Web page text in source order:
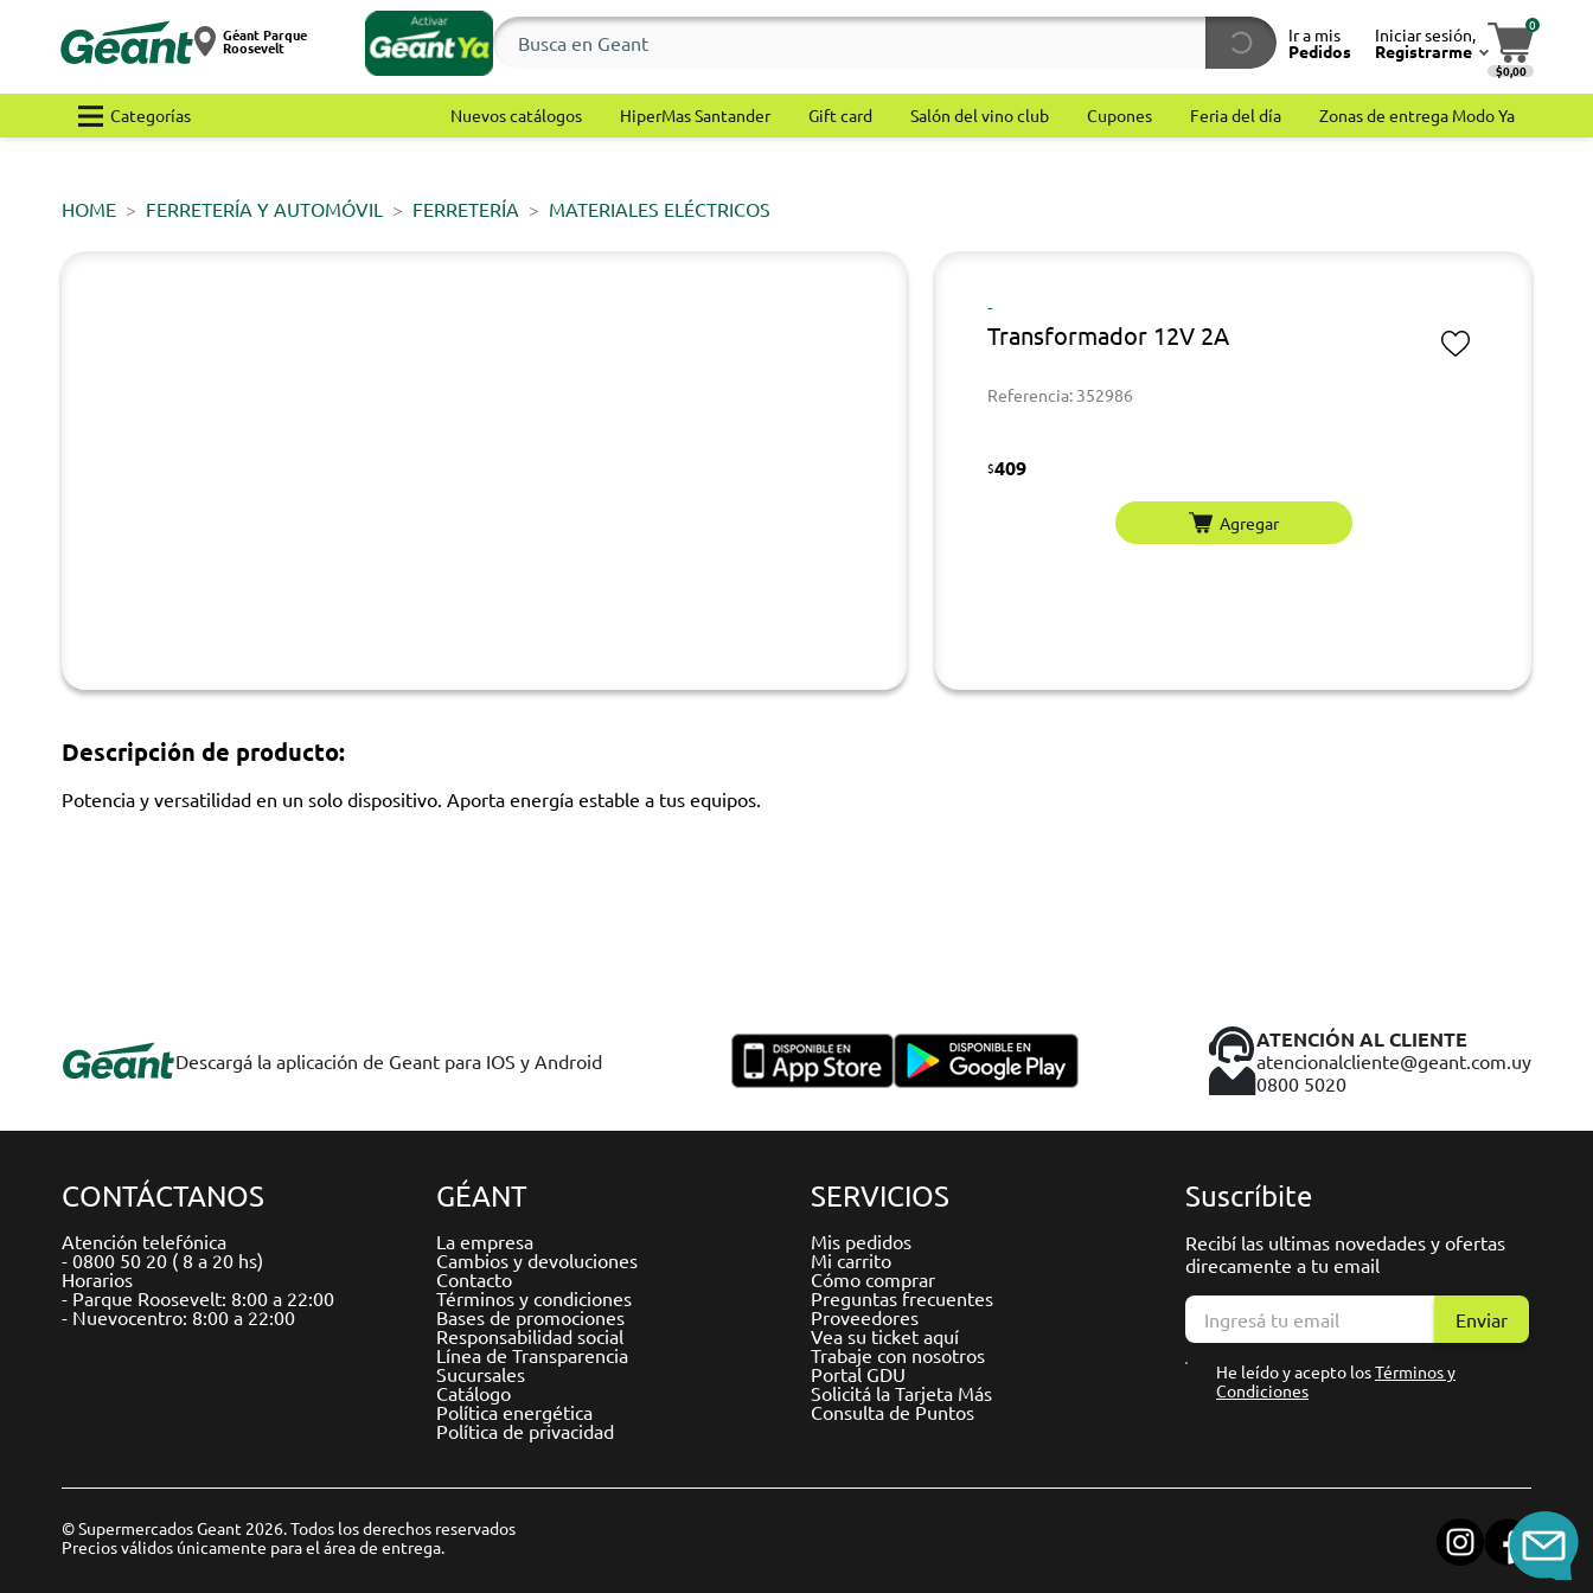
Géant Parque
Roosevelt
Ir a mis
Pedidos
Iniciar sesión,
Registrarme
0
$0,00
Categorías Nuevos catálogos HiperMas Santander Gift card Salón del vino club Cupones Feria del día Zonas de entrega Modo Ya
HOME FERRETERÍA Y AUTOMÓVIL FERRETERÍA MATERIALES ELÉCTRICOS
-
Transformador 12V 2A
Referencia: 352986
$409
Agregar
Descripción de producto:
Potencia y versatilidad en un solo dispositivo. Aporta energía estable a tus equipos.
Descargá la aplicación de Geant para IOS y Android
ATENCIÓN AL CLIENTE
atencionalcliente@geant.com.uy
0800 5020
CONTÁCTANOS
Atención telefónica
- 0800 50 20 ( 8 a 20 hs)
Horarios
- Parque Roosevelt: 8:00 a 22:00
- Nuevocentro: 8:00 a 22:00
GÉANT
La empresa
Cambios y devoluciones
Contacto
Términos y condiciones
Bases de promociones
Responsabilidad social
Línea de Transparencia
Sucursales
Catálogo
Política energética
Política de privacidad
SERVICIOS
Mis pedidos
Mi carrito
Cómo comprar
Preguntas frecuentes
Proveedores
Vea su ticket aquí
Trabaje con nosotros
Portal GDU
Solicitá la Tarjeta Más
Consulta de Puntos
Suscríbite
Recibí las ultimas novedades y ofertas
direcamente a tu email
Enviar
He leído y acepto losTérminos y
Condiciones
© Supermercados Geant 2026. Todos los derechos reservados
Precios válidos únicamente para el área de entrega.